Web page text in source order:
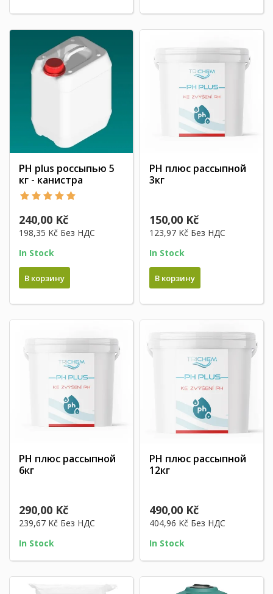
PH plus россыпью 5
кг - канистра
240,00 Kč
198,35 Kč Без НДС
In Stock
В корзину
PH плюс рассыпной
3кг
150,00 Kč
123,97 Kč Без НДС
In Stock
В корзину
PH плюс рассыпной
6кг
290,00 Kč
239,67 Kč Без НДС
In Stock
PH плюс рассыпной
12кг
490,00 Kč
404,96 Kč Без НДС
In Stock